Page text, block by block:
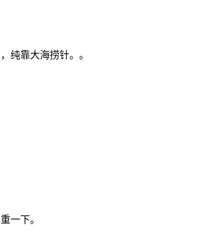
纯靠大海捞针。。
一下。